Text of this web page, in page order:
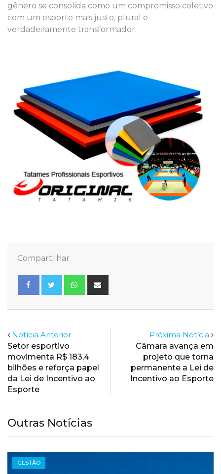
gênero se consolida como um compromisso coletivo
com um esporte mais justo, plural e
verdadeiramente transformador.
Compartilhar
Whatsapp
Notícia Anterior
Setor esportivo
movimenta R$ 183,4
bilhões e reforça papel
da Lei de Incentivo ao
Esporte
Próxima Notícia
Câmara avança em
projeto que torna
permanente a Lei de
Incentivo ao Esporte
Outras Notícias
GESTÃO